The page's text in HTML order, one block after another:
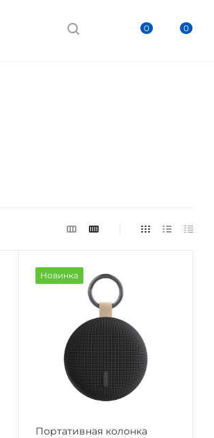
0 0
Новинка
Портативная колонка